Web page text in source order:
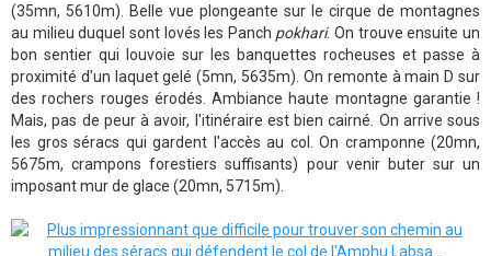
(35mn, 5610m). Belle vue plongeante sur le cirque de montagnes
au milieu duquel sont lovés les Panch pokhari. On trouve ensuite un
bon sentier qui louvoie sur les banquettes rocheuses et passe à
proximité d'un laquet gelé (5mn, 5635m). On remonte à main D sur
des rochers rouges érodés. Ambiance haute montagne garantie !
Mais, pas de peur à avoir, l'itinéraire est bien cairné. On arrive sous
les gros séracs qui gardent l'accès au col. On cramponne (20mn,
5675m, crampons forestiers suffisants) pour venir buter sur un
imposant mur de glace (20mn, 5715m).